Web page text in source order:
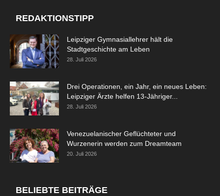
REDAKTIONSTIPP
Leipziger Gymnasiallehrer hält die
Stadtgeschichte am Leben
28. Juli 2026
Drei Operationen, ein Jahr, ein neues Leben:
Leipziger Ärzte helfen 13-Jähriger...
28. Juli 2026
Venezuelanischer Geflüchteter und
Wurzenerin werden zum Dreamteam
20. Juli 2026
BELIEBTE BEITRÄGE